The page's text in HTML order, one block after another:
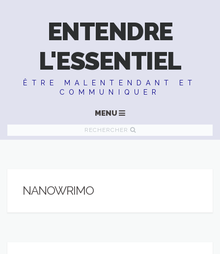
ENTENDRE
L'ESSENTIEL
ÊTRE MALENTENDANT ET
COMMUNIQUER
MENU
RECHERCHER
NANOWRIMO